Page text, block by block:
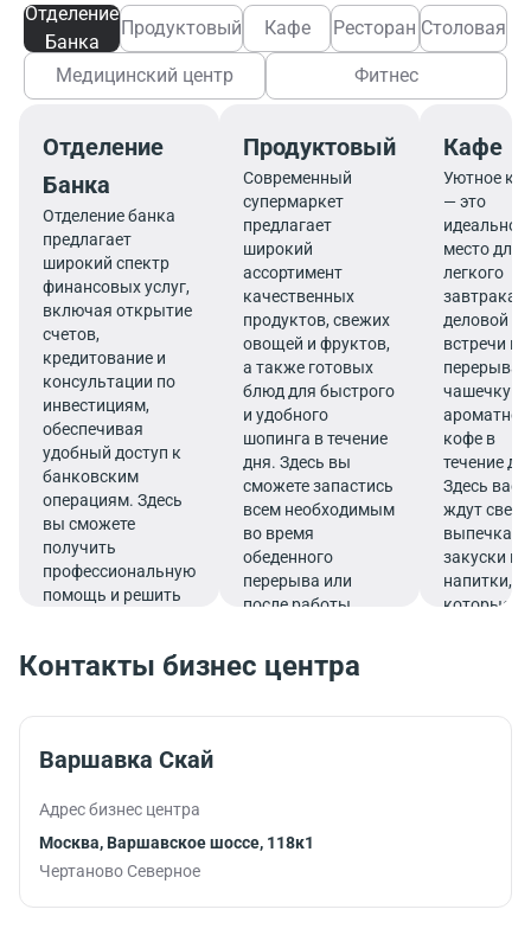
Отделение
Банка
Продуктовый Кафе Ресторан Столовая
Медицинский центр Фитнес
Отделение
Банка
Отделение банка
предлагает
широкий спектр
финансовых услуг,
включая открытие
счетов,
кредитование и
консультации по
инвестициям,
обеспечивая
удобный доступ к
банковским
операциям. Здесь
вы сможете
получить
профессиональную
помощь и решить
комфортной
Продуктовый
Современный
супермаркет
предлагает
широкий
ассортимент
качественных
продуктов, свежих
овощей и фруктов,
а также готовых
блюд для быстрого
и удобного
шопинга в течение
дня. Здесь вы
сможете запастись
всем необходимым
во время
обеденного
перерыва или
после работы.
Кафе
Уютное
— это
идеальное
место для
легкого
завтрака,
деловой
встречи
перерыва
чашечку
кофе в
течение
Здесь вас
ждут
выпечка,
закуски и
напитки,
которые
Контакты бизнес центра
Варшавка Скай
Адрес бизнес центра
Москва, Варшавское шоссе, 118к1
Чертаново Северное